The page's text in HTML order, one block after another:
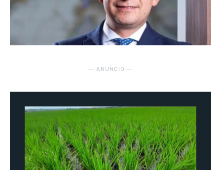
― ANUNCIO ―